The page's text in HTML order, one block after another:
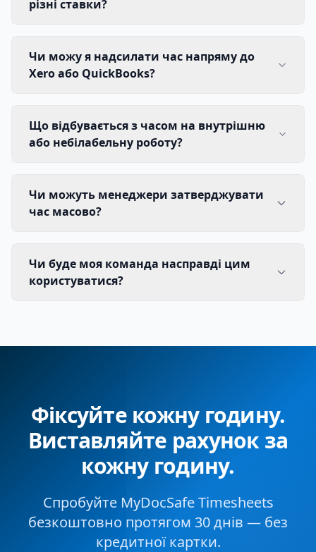
різні ставки?
Чи можу я надсилати час напряму до
Xero або QuickBooks?
Що відбувається з часом на внутрішню
або небілабельну роботу?
Чи можуть менеджери затверджувати
час масово?
Чи буде моя команда насправді цим
користуватися?
Фіксуйте кожну годину.
Виставляйте рахунок за
кожну годину.
Спробуйте MyDocSafe Timesheets
безкоштовно протягом 30 днів — без
кредитної картки.